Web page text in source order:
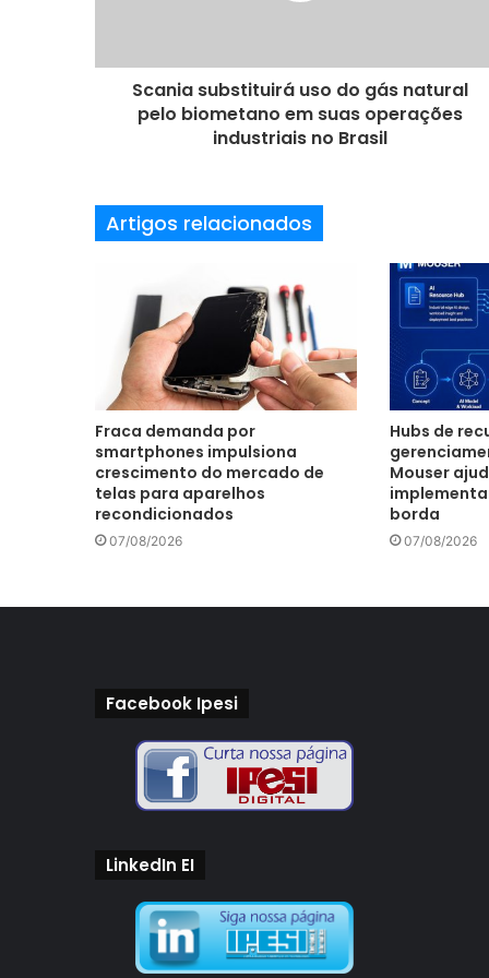
o
i
l
Scania substituirá uso do gás natural
pelo biometano em suas operações
industriais no Brasil
Artigos relacionados
Fraca demanda por
smartphones impulsiona
crescimento do mercado de
telas para aparelhos
recondicionados
07/08/2026
Hubs de
Mouser
borda
07/08/2026
Facebook Ipesi
LinkedIn EI